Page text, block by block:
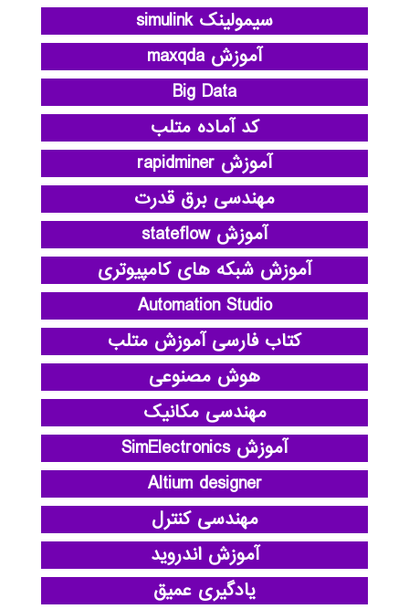
سیمولینک simulink
آموزش maxqda
Big Data
کد آماده متلب
آموزش rapidminer
مهندسی برق قدرت
آموزش stateflow
آموزش شبکه های کامپیوتری
Automation Studio
کتاب فارسی آموزش متلب
هوش مصنوعی
مهندسی مکانیک
آموزش SimElectronics
Altium designer
مهندسی کنترل
آموزش اندروید
یادگیری عمیق